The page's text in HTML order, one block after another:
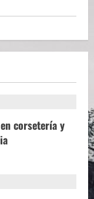
corsetería y